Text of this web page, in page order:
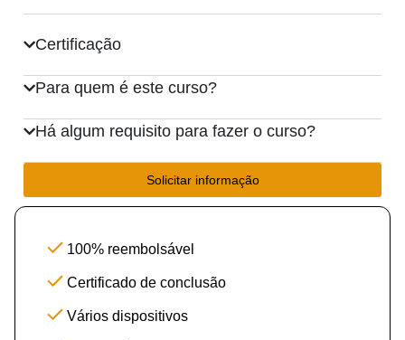
Certificação
Para quem é este curso?
Há algum requisito para fazer o curso?
Solicitar informação
100% reembolsável
Certificado de conclusão
Vários dispositivos